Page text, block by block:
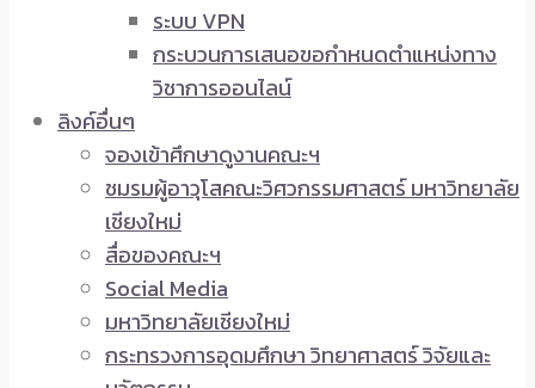
ระบบ VPN
กระบวนการเสนอขอกำหนดตำแหน่งทาง
วิชาการออนไลน์
ลิงค์อื่นๆ
จองเข้าศึกษาดูงานคณะฯ
ชมรมผู้อาวุโสคณะวิศวกรรมศาสตร์ มหาวิทยาลัย
เชียงใหม่
สื่อของคณะฯ
Social Media
มหาวิทยาลัยเชียงใหม่
กระทรวงการอุดมศึกษา วิทยาศาสตร์ วิจัยและ